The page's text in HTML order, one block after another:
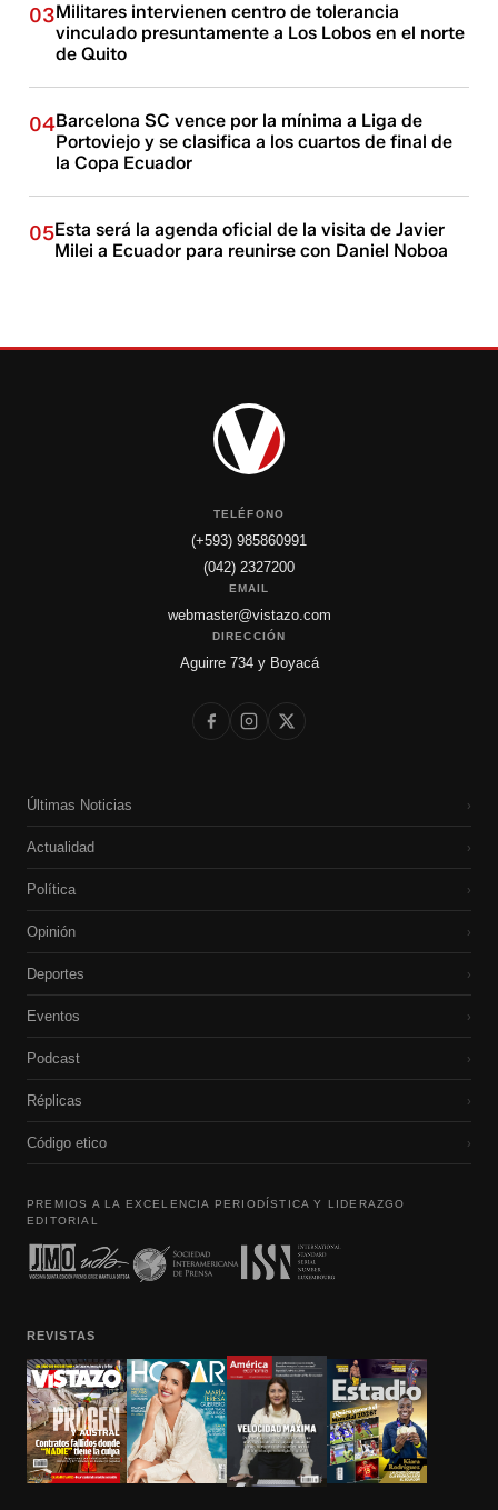
03Militares intervienen centro de tolerancia
vinculado presuntamente a Los Lobos en el norte
de Quito
04Barcelona SC vence por la mínima a Liga de
Portoviejo y se clasifica a los cuartos de final de
la Copa Ecuador
05Esta será la agenda oficial de la visita de Javier
Milei a Ecuador para reunirse con Daniel Noboa
TELÉFONO
(+593) 985860991
(042) 2327200
EMAIL
webmaster@vistazo.com
DIRECCIÓN
Aguirre 734 y Boyacá
Últimas Noticias ›
Actualidad ›
Política ›
Opinión ›
Deportes ›
Eventos ›
Podcast ›
Réplicas ›
Código etico ›
PREMIOS A LA EXCELENCIA PERIODÍSTICA Y LIDERAZGO
EDITORIAL
REVISTAS